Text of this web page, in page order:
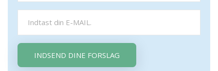
INDSEND DINE FORSLAG